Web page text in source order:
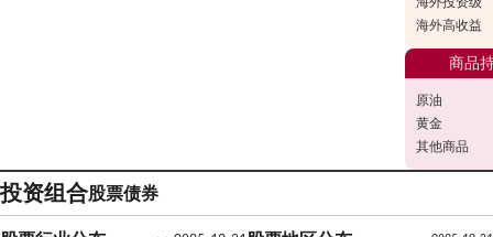
海外高收益
商品
原油
黄金
其他商品
投资组合股票债券